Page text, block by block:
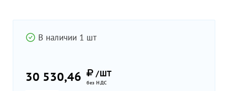
В наличии 1 шт
30 530,46 /ШТ
без НДС